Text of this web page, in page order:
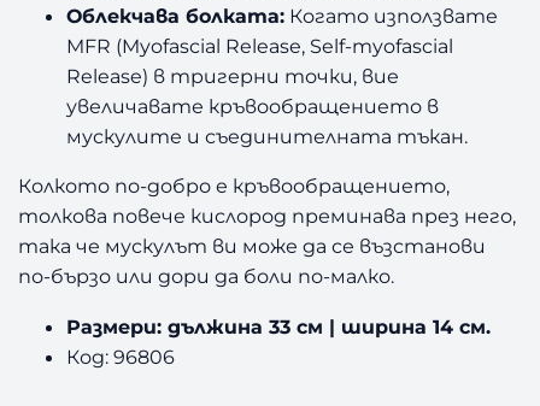
Облекчава болката: Когато използвате
MFR (Myofascial Release, Self-myofascial
Release) в тригерни точки, вие
увеличавате кръвообращението в
мускулите и съединителната тъкан.
Колкото по-добро е кръвообращението,
толкова повече кислород преминава през него,
така че мускулът ви може да се възстанови
по-бързо или дори да боли по-малко.
Размери: дължина 33 см | ширина 14 см.
Код: 96806